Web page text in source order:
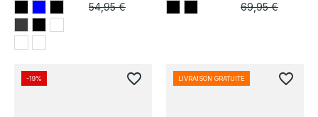
54,95 €
69,95 €
-19% favorite_border LIVRAISON GRATUITE favorite_border